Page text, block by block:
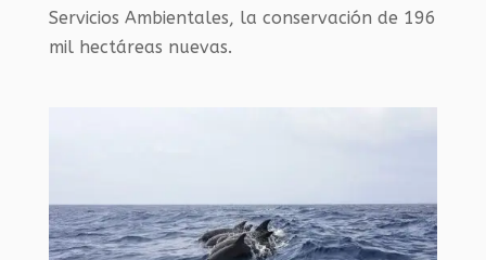
Servicios Ambientales, la conservación de 196
mil hectáreas nuevas.